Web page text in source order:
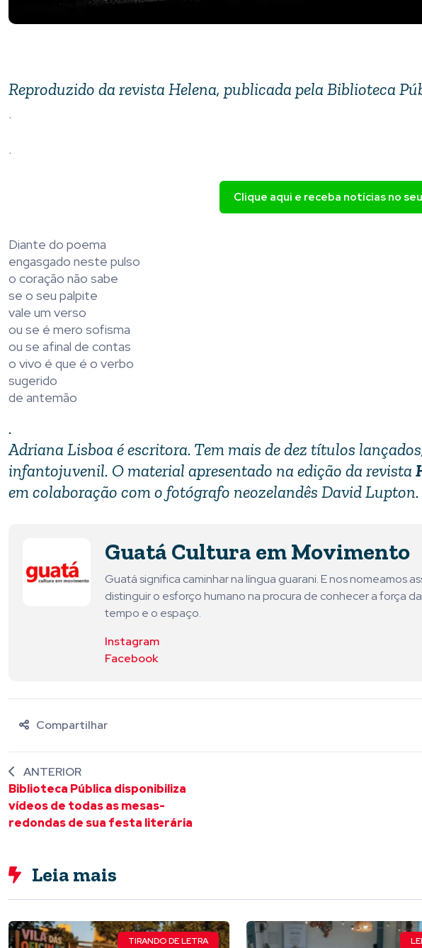
Reproduzido da revista Helena, publicada pela Biblioteca
.
.
Clique aqui e receba notícias no
Diante do poema
engasgado neste pulso
o coração não sabe
se o seu palpite
vale um verso
ou se é mero sofisma
ou se afinal de contas
o vivo é que é o verbo
sugerido
de antemão
.
Adriana Lisboa é escritora. Tem mais de dez títulos
infantojuvenil. O material apresentado na edição da revista
em colaboração com o fotógrafo neozelandês David Lupton.
Guatá Cultura em Movimento
Guatá significa caminhar na língua guarani. E nos nomeamos
distinguir o esforço humano na procura de conhecer a força
tempo e o espaço.
Instagram
Facebook
Compartilhar
ANTERIOR
Biblioteca Pública disponibiliza
vídeos de todas as mesas-
redondas de sua festa literária
Leia mais
TIRANDO DE LETRA